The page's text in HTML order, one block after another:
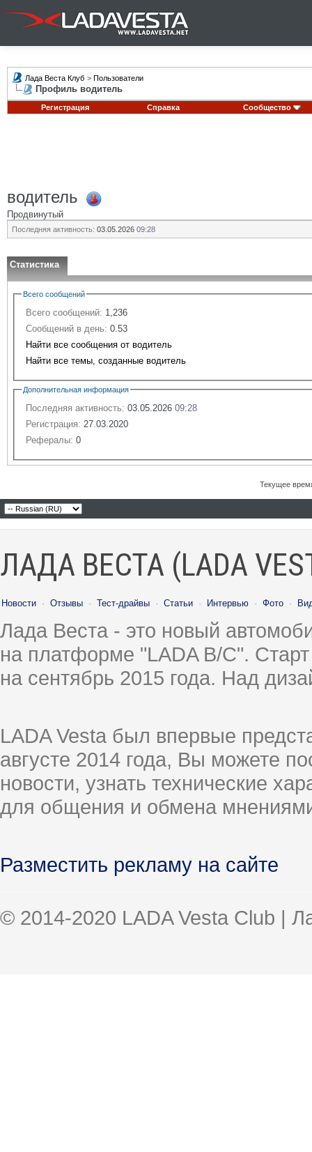
Лада Веста Клуб > Пользователи
Профиль водитель
Регистрация Справка Сообщество
водитель
Продвинутый
Последняя активность: 03.05.2026 09:28
Статистика
Всего сообщений
Всего сообщений: 1,236
Сообщений в день: 0.53
Найти все сообщения от водитель
Найти все темы, созданные водитель
Дополнительная информация
Последняя активность: 03.05.2026 09:28
Регистрация: 27.03.2020
Рефералы: 0
Текущее
ЛАДА ВЕСТА (LADA
Новости · Отзывы · Тест-драйвы · Статьи · Интервью · Фото ·
Лада Веста - это новый
на платформе "LADA B/C".
на сентябрь 2015 года. Над
LADA Vesta был впервые
августе 2014 года, Вы можете
новости, узнать технические
для общения и обмена
Разместить рекламу на сайте
© 2014-2020 LADA Vesta Club |